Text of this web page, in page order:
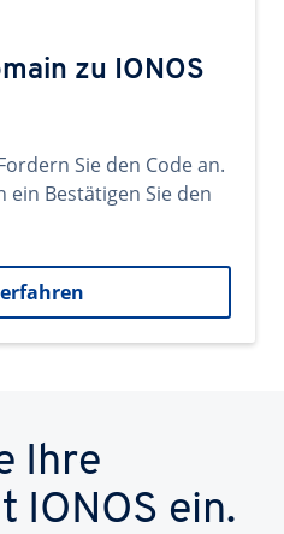
zu IONOS
Sie den Code an.
ein Bestätigen Sie den
Ihre
IONOS ein.